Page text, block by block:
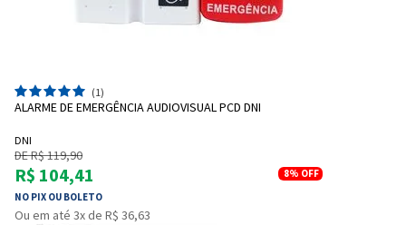
(1)
ALARME DE EMERGÊNCIA AUDIOVISUAL PCD DNI
DNI
DE R$ 119,90
R$ 104,41
NO PIX OU BOLETO
8% OFF
Ou em até 3x de R$ 36,63